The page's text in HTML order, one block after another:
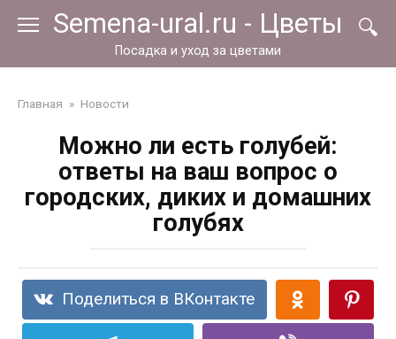
Semena-ural.ru - Цветы
Посадка и уход за цветами
Главная » Новости
Можно ли есть голубей:
ответы на ваш вопрос о
городских, диких и домашних
голубях
Поделиться в ВКонтакте